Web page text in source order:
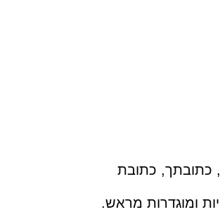
כתובתך, כתובת
ומוגדרות מראש.